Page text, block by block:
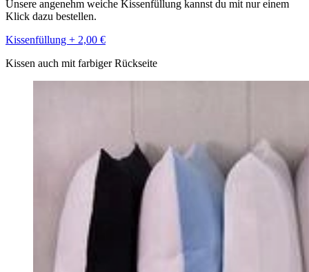
Unsere angenehm weiche Kissenfüllung kannst du mit nur einem
Klick dazu bestellen.
Kissenfüllung + 2,00 €
Kissen auch mit farbiger Rückseite